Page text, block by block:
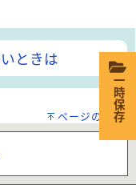
ときは
ページの先頭へ
一時保存